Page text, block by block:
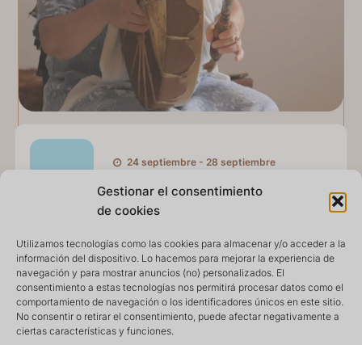
Gestionar el consentimiento
de cookies
Utilizamos tecnologías como las cookies para almacenar y/o acceder a la
información del dispositivo. Lo hacemos para mejorar la experiencia de
navegación y para mostrar anuncios (no) personalizados. El
consentimiento a estas tecnologías nos permitirá procesar datos como el
comportamiento de navegación o los identificadores únicos en este sitio.
No consentir o retirar el consentimiento, puede afectar negativamente a
ciertas características y funciones.
24
24 septiembre - 28 septiembre
Retiro chamánico básico
de investigación causal
con Anna Montis -
Septiembre 2026
MÁS INFORMACIÓN